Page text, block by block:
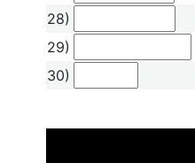
28)
29)
30)